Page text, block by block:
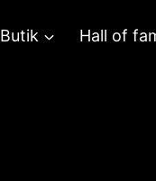
Butik Hall of